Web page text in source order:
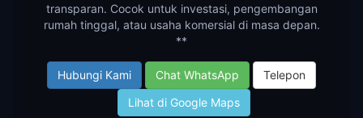
transparan. Cocok untuk investasi, pengembangan
rumah tinggal, atau usaha komersial di masa depan.
**
Hubungi Kami Chat WhatsApp
Telepon
Lihat di Google Maps